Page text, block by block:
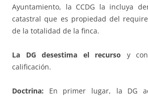
Ayuntamiento, la CCDG la incluya
catastral que es propiedad del
de la totalidad de la finca.
La DG desestima el recurso y
calificación.
Doctrina: En primer lugar, la DG